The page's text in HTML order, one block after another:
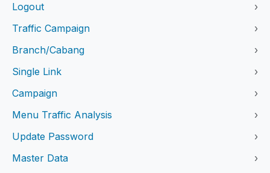
Logout
›
Traffic Campaign
›
Branch/Cabang
›
Single Link
›
Campaign
›
Menu Traffic Analysis
›
Update Password
›
Master Data
›